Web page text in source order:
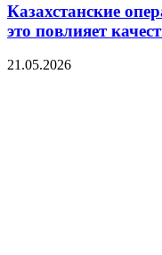
Казахстанские
это повлияет
21.05.2026